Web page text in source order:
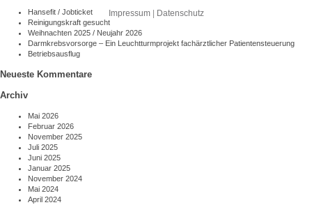
Hansefit / Jobticket
Reinigungskraft gesucht
Weihnachten 2025 / Neujahr 2026
Darmkrebsvorsorge – Ein Leuchtturmprojekt fachärztlicher Patientensteuerung
Betriebsausflug
Neueste Kommentare
Archiv
Mai 2026
Februar 2026
November 2025
Juli 2025
Juni 2025
Januar 2025
November 2024
Mai 2024
April 2024
Impressum| Datenschutz